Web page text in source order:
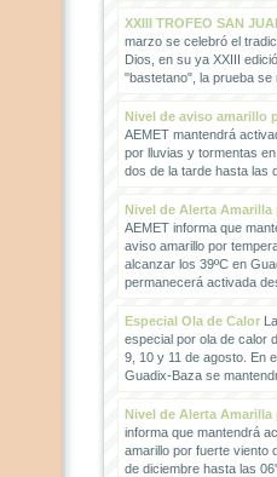
XXIII TROFEO SAN
marzo se celebró el
Dios, en su ya XXIII
"bastetano", la prueba se
Nivel de aviso amarillo
AEMET mantendrá
por lluvias y tormentas
dos de la tarde hasta las
Nivel de Alerta
AEMET informa que
aviso amarillo por
alcanzar los 39ºC en
permanecerá activada
Especial Ola de CalorLa
especial por ola de calor
9, 10 y 11 de agosto. En
Guadix-Baza se
Nivel de Alerta Amarilla
informa que mantendrá
amarillo por fuerte viento
de diciembre hasta las